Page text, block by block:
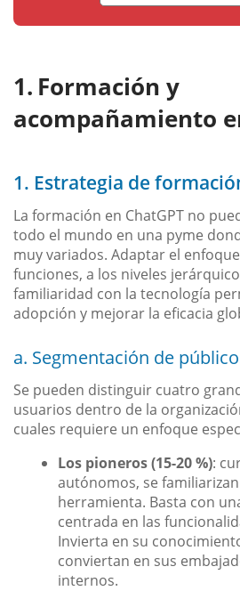
Formación y
acompañamiento
1. Estrategia de
La formación en ChatGPT no
todo el mundo en una pyme
muy variados. Adaptar el
funciones, a los niveles
familiaridad con la tecnología
adopción y mejorar la eficacia
a. Segmentación de
Se pueden distinguir cuatro
usuarios dentro de la
cuales requiere un enfoque
Los pioneros (15-20 %):
autónomos, se
herramienta. Basta con
centrada en las
Invierta en su
conviertan en sus
internos.